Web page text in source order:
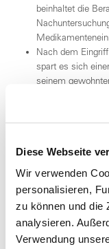
Diese Webseite
Wir verwenden
personalisieren,
zu können und die
analysieren.
Verwendung
beinhaltet die
Nach dem
spart es sich
seinem
Unser
Blick
Wir
bei Ihrem